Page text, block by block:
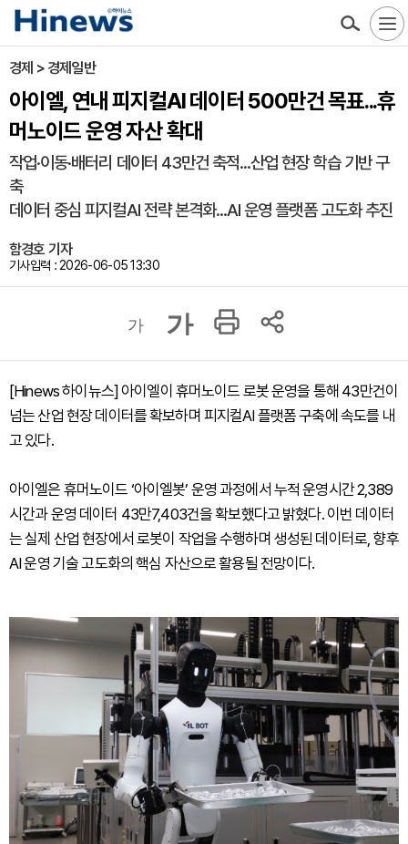
경제 > 경제일반
아이엘, 연내 피지컬AI 데이터 500만건 목표...휴
머노이드 운영 자산 확대
작업·이동·배터리 데이터 43만건 축적...산업 현장 학습 기반 구
축
데이터 중심 피지컬AI 전략 본격화...AI 운영 플랫폼 고도화 추진
함경호 기자
기사입력 : 2026-06-05 13:30
가 가
[Hinews 하이뉴스] 아이엘이 휴머노이드 로봇 운영을 통해 43만건이
넘는 산업 현장 데이터를 확보하며 피지컬AI 플랫폼 구축에 속도를 내
고 있다.
아이엘은 휴머노이드 ‘아이엘봇’ 운영 과정에서 누적 운영시간 2,389
시간과 운영 데이터 43만7,403건을 확보했다고 밝혔다. 이번 데이터
는 실제 산업 현장에서 로봇이 작업을 수행하며 생성된 데이터로, 향후
AI 운영 기술 고도화의 핵심 자산으로 활용될 전망이다.